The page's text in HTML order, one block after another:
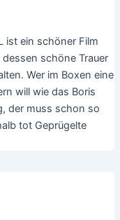
ist ein schöner Film
schöne Trauer
Wer im Boxen eine
will wie das Boris
der muss schon so
tot Geprügelte